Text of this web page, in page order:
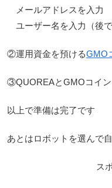
メールアドレスを入力
ユーザー名を入力（後
②運用資金を預けるGMO
③QUOREAとGMOコイ
以上で準備は完了です
あとはロボットを選んで
ス